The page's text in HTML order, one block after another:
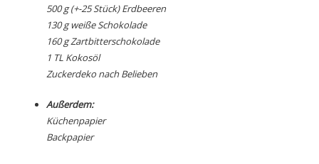
500 g (+-25 Stück) Erdbeeren
130 g weiße Schokolade
160 g Zartbitterschokolade
1 TL Kokosöl
Zuckerdeko nach Belieben
Außerdem:
Küchenpapier
Backpapier